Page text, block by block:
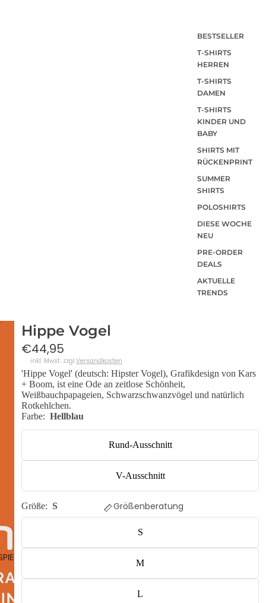
BESTSELLER
T-SHIRTS
HERREN
T-SHIRTS
DAMEN
T-SHIRTS
KINDER UND
BABY
SHIRTS MIT
RÜCKENPRINT
SUMMER
SHIRTS
POLOSHIRTS
DIESE WOCHE
NEU
PRE-ORDER
DEALS
AKTUELLE
TRENDS
Hippe Vogel
€44,95
inkl. Mwst. zzgl.Versandkosten
'Hippe Vogel' (deutsch: Hipster Vogel), Grafikdesign von Kars
+ Boom, ist eine Ode an zeitlose Schönheit,
Weißbauchpapageien, Schwarzschwanzvögel und natürlich
Rotkehlchen.
Farbe: Hellblau
Rund-Ausschnitt
V-Ausschnitt
Größe: S Größenberatung
S
M
L